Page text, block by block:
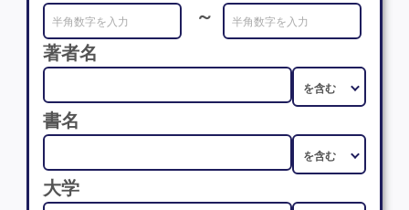
～
著者名
書名
大学